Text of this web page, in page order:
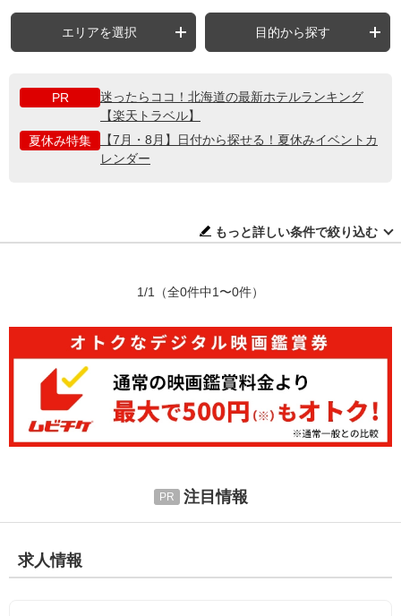
エリアを選択 目的から探す
PR
迷ったらココ！北海道の最新ホテルランキング
【楽天トラベル】
夏休み特集
【7月・8月】日付から探せる！夏休みイベントカ
レンダー
もっと詳しい条件で絞り込む
1/1 （全0件中1〜0件）
注目情報
求人情報